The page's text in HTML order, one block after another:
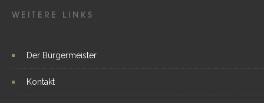
WEITERE LINKS
Der Bürgermeister
Kontakt